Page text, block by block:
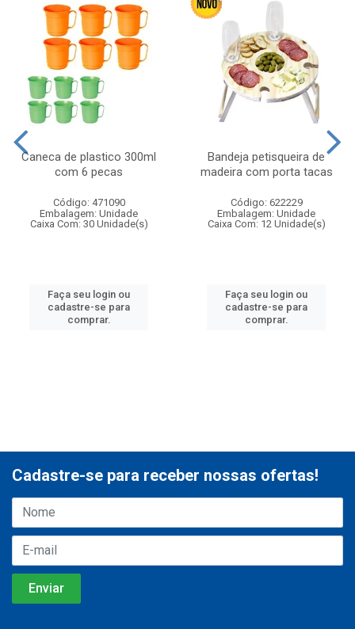
Caneca de plastico 300ml
com 6 pecas
Código: 471090
Embalagem: Unidade
Caixa Com: 30 Unidade(s)
Faça seu login ou
cadastre-se para
comprar.
Bandeja petisqueira de
madeira com porta tacas
Código: 622229
Embalagem: Unidade
Caixa Com: 12 Unidade(s)
Faça seu login ou
cadastre-se para
comprar.
Cadastre-se para receber nossas ofertas!